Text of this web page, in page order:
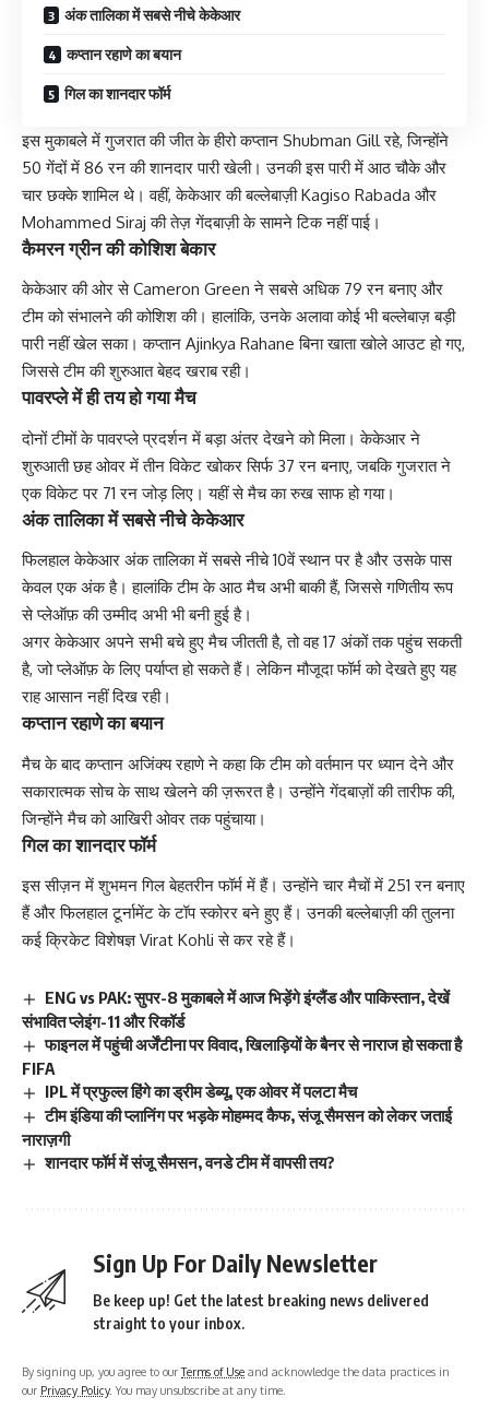
अंक तालिका में सबसे नीचे केकेआर
कप्तान रहाणे का बयान
गिल का शानदार फॉर्म
इस मुकाबले में गुजरात की जीत के हीरो कप्तान Shubman Gill रहे, जिन्होंने
50 गेंदों में 86 रन की शानदार पारी खेली। उनकी इस पारी में आठ चौके और
चार छक्के शामिल थे। वहीं, केकेआर की बल्लेबाज़ी Kagiso Rabada और
Mohammed Siraj की तेज़ गेंदबाज़ी के सामने टिक नहीं पाई।
कैमरन ग्रीन की कोशिश बेकार
केकेआर की ओर से Cameron Green ने सबसे अधिक 79 रन बनाए और
टीम को संभालने की कोशिश की। हालांकि, उनके अलावा कोई भी बल्लेबाज़ बड़ी
पारी नहीं खेल सका। कप्तान Ajinkya Rahane बिना खाता खोले आउट हो गए,
जिससे टीम की शुरुआत बेहद खराब रही।
पावरप्ले में ही तय हो गया मैच
दोनों टीमों के पावरप्ले प्रदर्शन में बड़ा अंतर देखने को मिला। केकेआर ने
शुरुआती छह ओवर में तीन विकेट खोकर सिर्फ 37 रन बनाए, जबकि गुजरात ने
एक विकेट पर 71 रन जोड़ लिए। यहीं से मैच का रुख साफ हो गया।
अंक तालिका में सबसे नीचे केकेआर
फिलहाल केकेआर अंक तालिका में सबसे नीचे 10वें स्थान पर है और उसके पास
केवल एक अंक है। हालांकि टीम के आठ मैच अभी बाकी हैं, जिससे गणितीय रूप
से प्लेऑफ़ की उम्मीद अभी भी बनी हुई है।
अगर केकेआर अपने सभी बचे हुए मैच जीतती है, तो वह 17 अंकों तक पहुंच सकती
है, जो प्लेऑफ़ के लिए पर्याप्त हो सकते हैं। लेकिन मौजूदा फॉर्म को देखते हुए यह
राह आसान नहीं दिख रही।
कप्तान रहाणे का बयान
मैच के बाद कप्तान अजिंक्य रहाणे ने कहा कि टीम को वर्तमान पर ध्यान देने और
सकारात्मक सोच के साथ खेलने की ज़रूरत है। उन्होंने गेंदबाज़ों की तारीफ की,
जिन्होंने मैच को आखिरी ओवर तक पहुंचाया।
गिल का शानदार फॉर्म
इस सीज़न में शुभमन गिल बेहतरीन फॉर्म में हैं। उन्होंने चार मैचों में 251 रन बनाए
हैं और फिलहाल टूर्नामेंट के टॉप स्कोरर बने हुए हैं। उनकी बल्लेबाज़ी की तुलना
कई क्रिकेट विशेषज्ञ Virat Kohli से कर रहे हैं।
ENG vs PAK: सुपर-8 मुकाबले में आज भिड़ेंगे इंग्लैंड और पाकिस्तान, देखें
संभावित प्लेइंग-11 और रिकॉर्ड
फाइनल में पहुंची अर्जेंटीना पर विवाद, खिलाड़ियों के बैनर से नाराज हो सकता है
FIFA
IPL में प्रफुल्ल हिंगे का ड्रीम डेब्यू, एक ओवर में पलटा मैच
टीम इंडिया की प्लानिंग पर भड़के मोहम्मद कैफ, संजू सैमसन को लेकर जताई
नाराज़गी
शानदार फॉर्म में संजू सैमसन, वनडे टीम में वापसी तय?
Sign Up For Daily Newsletter
Be keep up! Get the latest breaking news delivered
straight to your inbox.
By signing up, you agree to ourTerms of Use and acknowledge the data practices in
our Privacy Policy. You may unsubscribe at any time.